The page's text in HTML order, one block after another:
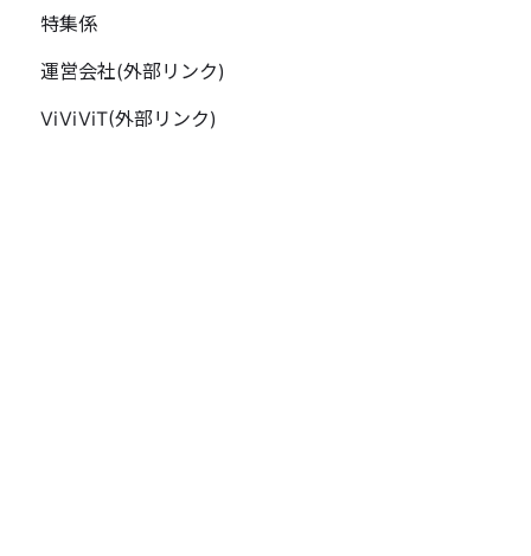
特集係
運営会社(外部リンク)
ViViViT(外部リンク)